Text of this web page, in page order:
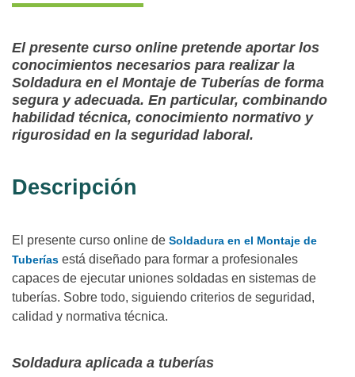
El presente curso online pretende aportar los
conocimientos necesarios para realizar la
Soldadura en el Montaje de Tuberías de forma
segura y adecuada. En particular, combinando
habilidad técnica, conocimiento normativo y
rigurosidad en la seguridad laboral.
Descripción
El presente curso online de Soldadura en el Montaje de
Tuberías está diseñado para formar a profesionales
capaces de ejecutar uniones soldadas en sistemas de
tuberías. Sobre todo, siguiendo criterios de seguridad,
calidad y normativa técnica.
Soldadura aplicada a tuberías